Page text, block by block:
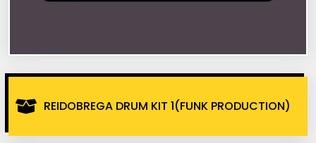
REIDOBREGA DRUM KIT 1(FUNK PRODUCTION)